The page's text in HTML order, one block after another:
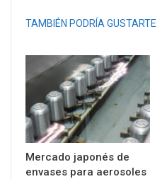
TAMBIÉN PODRÍA GUSTARTE
Mercado japonés de
envases para aerosoles